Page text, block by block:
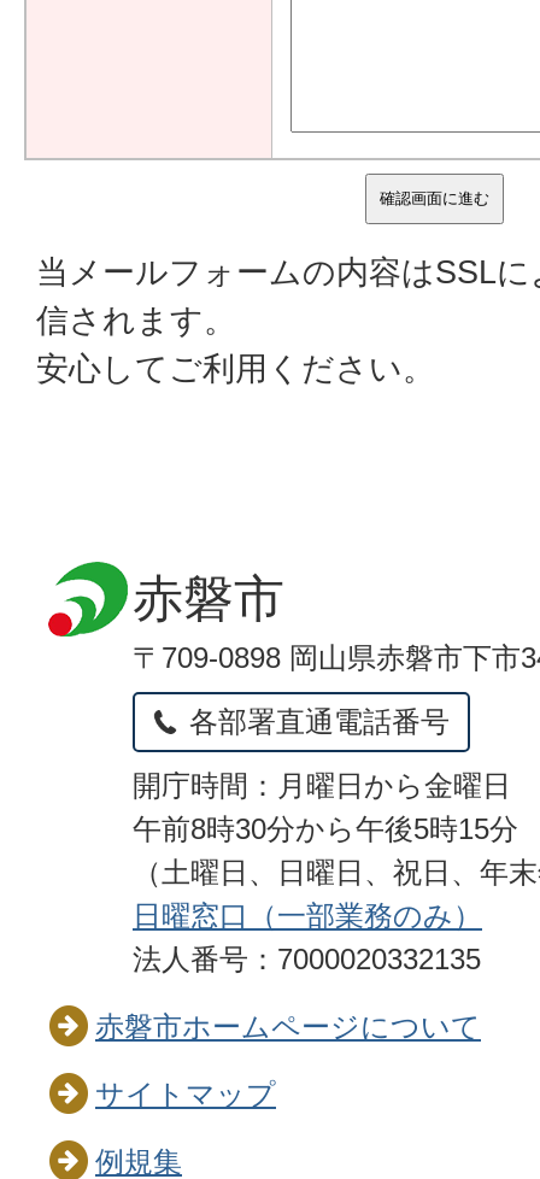
当メールフォームの内容はSSL
信されます。
安心してご利用ください。
赤磐市
〒709-0898 岡山県赤磐市下市
各部署直通電話番号
開庁時間：月曜日から金曜日
午前8時30分から午後5時15分
（土曜日、日曜日、祝日、年
日曜窓口（一部業務のみ）
法人番号：7000020332135
赤磐市ホームページについて
サイトマップ
例規集